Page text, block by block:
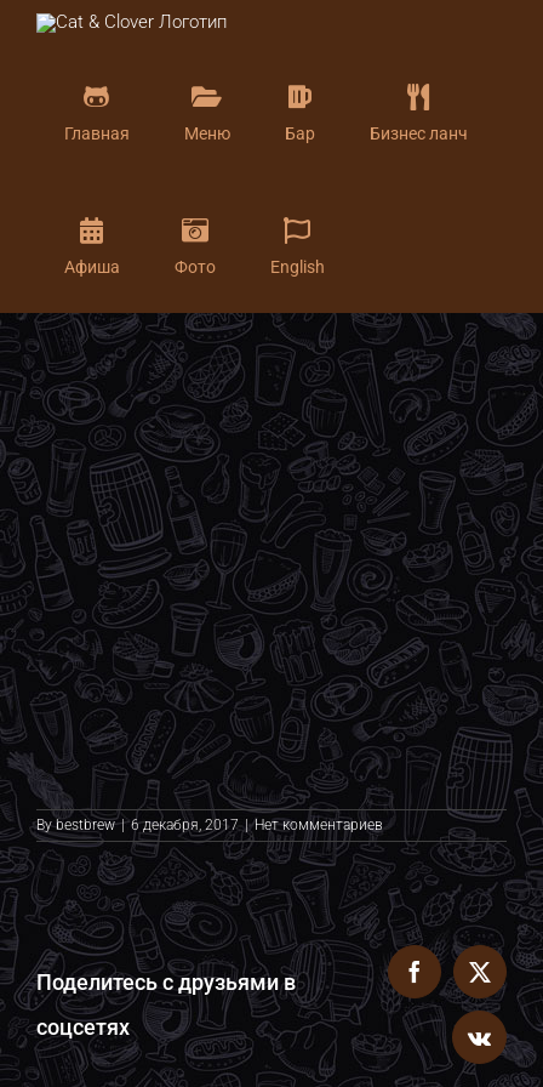
Главная Меню Бар Бизнес ланч
Афиша Фото English
Bybestbrew | 6 декабря, 2017 | Нет комментариев
Поделитесь с друзьями в
соцсетях
Facebook
X
Vk